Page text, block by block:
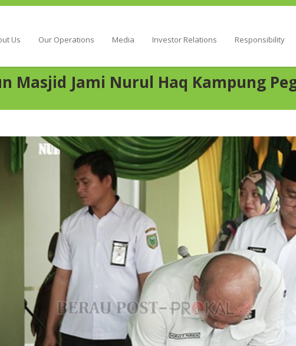
Us Our Operations Media Investor Relations Responsibility
Masjid Jami Nurul Haq Kampung